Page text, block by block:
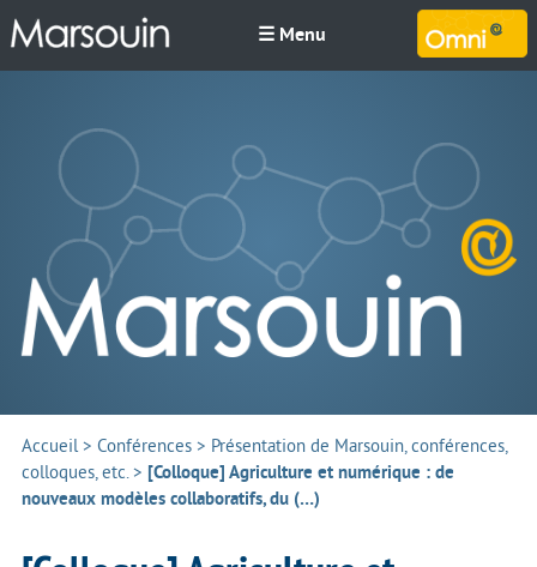
☰ Menu
Accueil> Conférences > Présentation de Marsouin, conférences,
colloques, etc.> [Colloque] Agriculture et numérique : de
nouveaux modèles collaboratifs, du (…)